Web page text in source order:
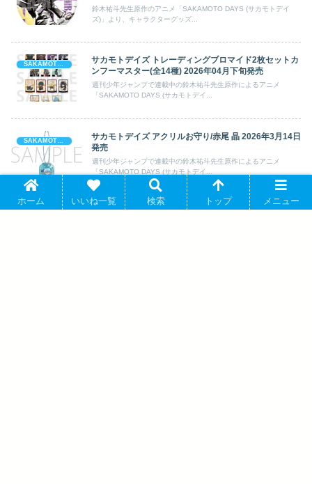
鈴木祐斗先生原作のアニメ「SAKAMOTO DAYS (サカモトデイ
ズ)」より、キャラクターグッズ...
サカモトデイズ トレーディングブロマイド2枚セットカ
ンフーマスター(全14種) 2026年04月下旬発売
週刊少年ジャンプで連載中の鈴木祐斗先生原作によるアニメ
「SAKAMOTO DAYS (サカモトデイ...
サカモトデイズ アクリルお守り/赤尾 晶 2026年3月14日
発売
週刊少年ジャンプで連載中の鈴木祐斗先生原作によるアニメ
「SAKAMOTO DAYS (サカモトデイ...
ホーム いいね一覧 検索 トップ メニュー